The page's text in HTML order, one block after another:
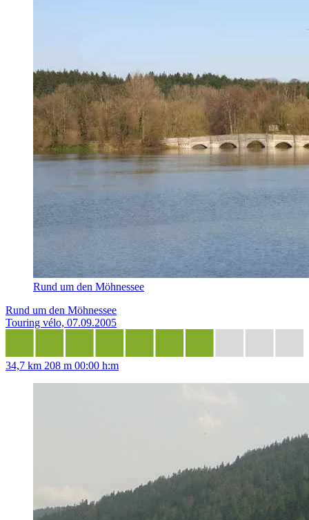
Rund um den Möhnessee
Rund um den Möhnessee
Touring vélo, 07.09.2005
34,7 km 208 m 00:00 h:m